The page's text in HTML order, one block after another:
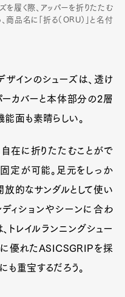
を履く際、アッパーを折りたたむ
品名に「折る（ORU）」と名付
インのシューズは、透け
ーカバーと本体部分の2層
能面も素晴らしい。
在に折りたたむことがで
定が可能。足元をしっか
放的なサンダルとして使い
ィションやシーンに合わ
トレイルランニングシュー
に優れたASICSGRIPを採
も重宝するだろう。